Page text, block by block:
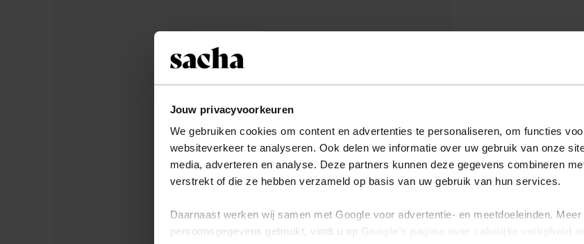
Jouw privacyvoorkeuren
We gebruiken cookies om content en advertenties te personaliseren, om functies
websiteverkeer te analyseren. Ook delen we informatie over uw gebruik van onze
media, adverteren en analyse. Deze partners kunnen deze gegevens combineren
verstrekt of die ze hebben verzameld op basis van uw gebruik van hun services.
Daarnaast werken wij samen met Google voor advertentie- en meetdoeleinden.
persoonsgegevens gebruikt, vindt u op